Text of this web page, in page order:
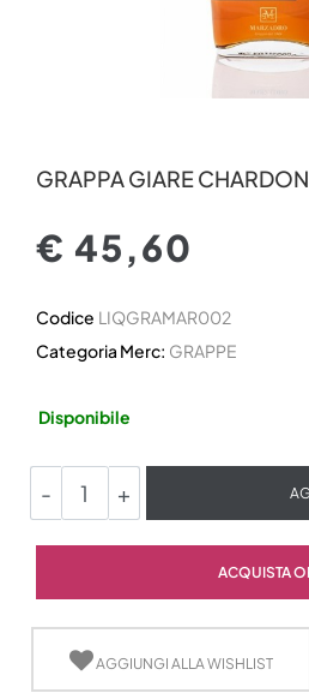
GRAPPA GIARE
€ 45,60
Codice LIQGRAMAR002
Categoria Merc: GRAPPE
Disponibile
ACQUISTA
AGGIUNGI ALLA WISHLIST